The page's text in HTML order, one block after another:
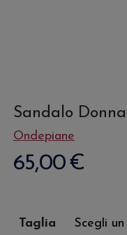
Sandalo Donna
Ondepiane
65,00€
Taglia